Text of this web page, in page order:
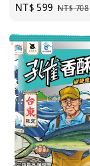
Sale
NT$ 599 Regular
NT$ 708